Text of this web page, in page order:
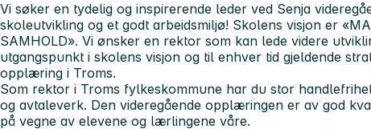
Vi søker en tydelig og inspirerende leder ved Senja
skoleutvikling og et godt arbeidsmiljø! Skolens visjon er
SAMHOLD». Vi ønsker en rektor som kan lede videre
utgangspunkt i skolens visjon og til enhver tid gjeldende
opplæring i Troms.
Som rektor i Troms fylkeskommune har du stor
og avtaleverk. Den videregående opplæringen er av god
på vegne av elevene og lærlingene våre.